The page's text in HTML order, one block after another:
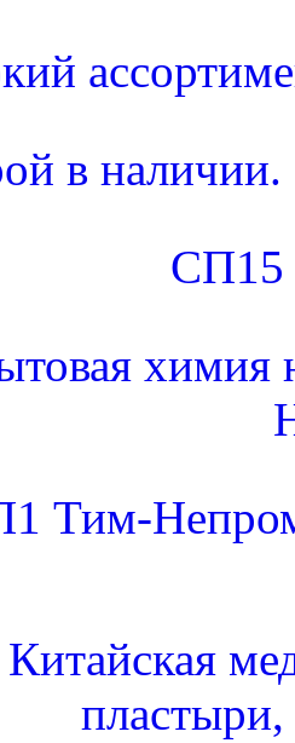
в наличии.
СП15
химия
Тим-